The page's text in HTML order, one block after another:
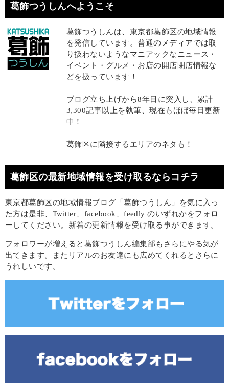
葛飾つうしんへようこそ
葛飾つうしんは、東京都葛飾区の地域情報
を発信しています。普通のメディアでは取
り扱わないようなマニアックなニュース・
イベント・グルメ・お店の開店閉店情報な
どを扱っています！
ブログ立ち上げから8年目に突入し、累計
3,300記事以上を執筆、現在もほぼ毎日更新
中！
葛飾区に隣接するエリアのネタも！
葛飾区の最新地域情報を受け取るならコチラ
東京都葛飾区の地域情報ブログ「葛飾つうしん」を気に入っ
た方は是非、Twitter、facebook、feedly のいずれかをフォロ
ーしてください。新着の更新情報を受け取る事ができます。
フォロワーが増えると葛飾つうしん編集部もさらにやる気が
出てきます。またリアルのお友達にも広めてくれるとさらに
うれしいです。